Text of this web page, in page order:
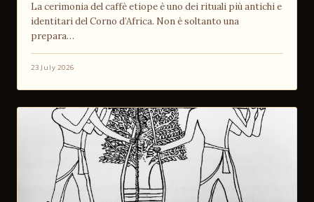
La cerimonia del caffè etiope è uno dei rituali più antichi e
identitari del Corno d’Africa. Non è soltanto una
prepara…
23 July 2026